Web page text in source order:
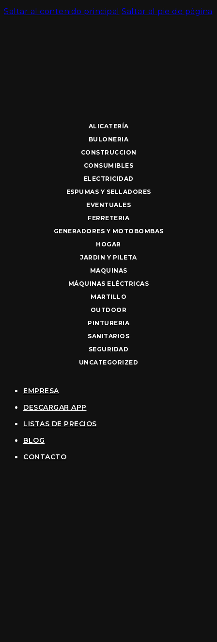
Saltar al contenido principal Saltar al pie de página
ALICATERÍA
BULONERIA
CONSTRUCCION
CONSUMIBLES
ELECTRICIDAD
ESPUMAS Y SELLADORES
EVENTUALES
FERRETERIA
GENERADORES Y MOTOBOMBAS
HOGAR
JARDIN Y PILETA
MAQUINAS
MÁQUINAS ELÉCTRICAS
MARTILLO
OUTDOOR
PINTURERIA
SANITARIOS
SEGURIDAD
UNCATEGORIZED
EMPRESA
DESCARGAR APP
LISTAS DE PRECIOS
BLOG
CONTACTO